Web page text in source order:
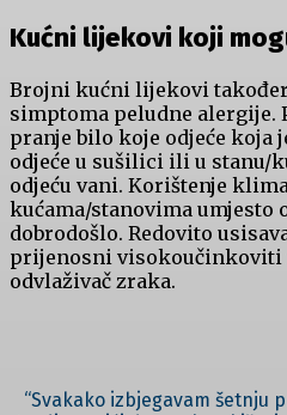
Kućni lijekovi koji
Brojni kućni lijekovi
simptoma peludne alergije.
pranje bilo koje odjeće koja
odjeće u sušilici ili u stanu/
odjeću vani. Korištenje
kućama/stanovima umjesto
dobrodošlo. Redovito
prijenosni visokoučinkoviti
odvlaživač zraka.
“Svakako izbjegavam šetnju